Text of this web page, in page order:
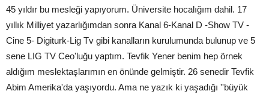
45 yıldır bu mesleği yapıyorum. Üniversite hocalığım dahil. 17
yıllık Milliyet yazarlığımdan sonra Kanal 6-Kanal D -Show TV -
Cine 5- Digiturk-Lig Tv gibi kanalların kurulumunda bulunup ve 5
sene LIG TV Ceo'luğu yaptım. Tevfik Yener benim hep örnek
aldığım meslektaşlarımın en önünde gelmiştir. 26 senedir Tevfik
Abim Amerika'da yaşıyordu. Ama ne yazık ki yaşadığı ''büyük